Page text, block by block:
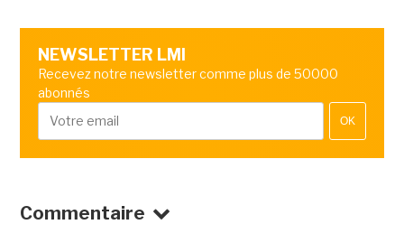
NEWSLETTER LMI
Recevez notre newsletter comme plus de 50000
abonnés
OK
Commentaire